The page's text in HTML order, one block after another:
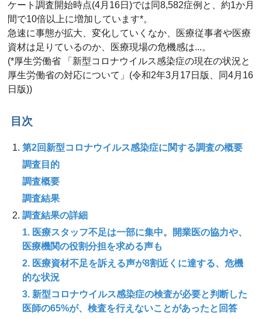
ケート調査開始時点(4月16日)では同8,582症例と、約1か月
間で10倍以上に増加しています*。
急速に事態が拡大、変化していくなか、医療従事者や医療
資材は足りているのか、医療現場の危機感は...。
(*厚生労働省 「新型コロナウイルス感染症の現在の状況と
厚生労働省の対応について」(令和2年3月17日版、同4月16
日版))
目次
第2回新型コロナウイルス感染症に関する調査の概要
調査目的
調査概要
調査結果
調査結果の詳細
1. 医療スタッフ不足は一部に集中。開業医の協力や、
医療機関の役割分担を求める声も
2. 医療資材不足を訴える声が8割近くに達する、危機
的な状況
3. 新型コロナウイルス感染症の検査が必要と判断した
医師の65%が、検査を行えないことがあったと回答